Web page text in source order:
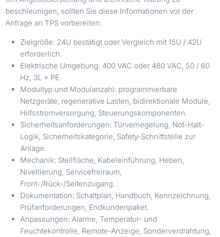
beschleunigen, sollten Sie diese Informationen vor der
Anfrage an TPS vorbereiten:
Zielgröße: 24U bestätigt oder Vergleich mit 15U / 42U
erforderlich.
Elektrische Umgebung: 400 VAC oder 480 VAC, 50 / 60
Hz, 3L + PE.
Modultyp und Modulanzahl: programmierbare
Netzgeräte, regenerative Lasten, bidirektionale Module,
Hilfsstromversorgung, Steuerungskomponenten.
Sicherheitsanforderungen: Türverriegelung, Not-Halt-
Logik, Sicherheitskategorie, Safety-Schnittstelle zur
Anlage.
Mechanik: Stellfläche, Kabeleinführung, Heben,
Nivellierung, Servicefreiraum,
Front-/Rück-/Seitenzugang.
Dokumentation: Schaltplan, Handbuch, Kennzeichnung,
Prüfanforderungen, Endkundenpaket.
Anpassungen: Alarme, Temperatur- und
Feuchtekontrolle, Remote-Anzeige, Sonderverdrahtung,